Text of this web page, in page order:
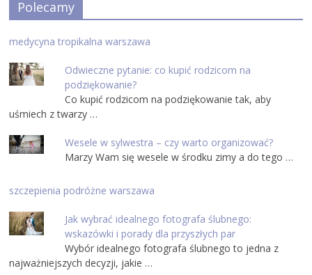
Polecamy
medycyna tropikalna warszawa
Odwieczne pytanie: co kupić rodzicom na
podziękowanie?
Co kupić rodzicom na podziękowanie tak, aby
uśmiech z twarzy …
Wesele w sylwestra – czy warto organizować?
Marzy Wam się wesele w środku zimy a do tego …
szczepienia podróżne warszawa
Jak wybrać idealnego fotografa ślubnego:
wskazówki i porady dla przyszłych par
Wybór idealnego fotografa ślubnego to jedna z
najważniejszych decyzji, jakie …